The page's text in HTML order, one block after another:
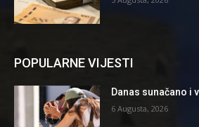
POPULARNE VIJESTI
Danas sunačano i
6 Augusta, 2026